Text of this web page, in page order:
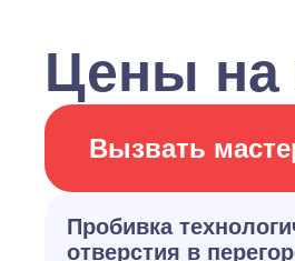
Цены на
Вызвать
Пробивка
отверстия в